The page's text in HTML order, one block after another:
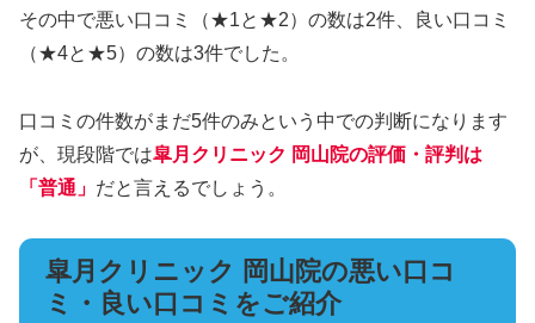
その中で悪い口コミ（★1と★2）の数は2件、良い口コミ
（★4と★5）の数は3件でした。
口コミの件数がまだ5件のみという中での判断になります
が、現段階では皐月クリニック 岡山院の評価・評判は
「普通」 だと言えるでしょう。
皐月クリニック 岡山院の悪い口コ
ミ・良い口コミをご紹介